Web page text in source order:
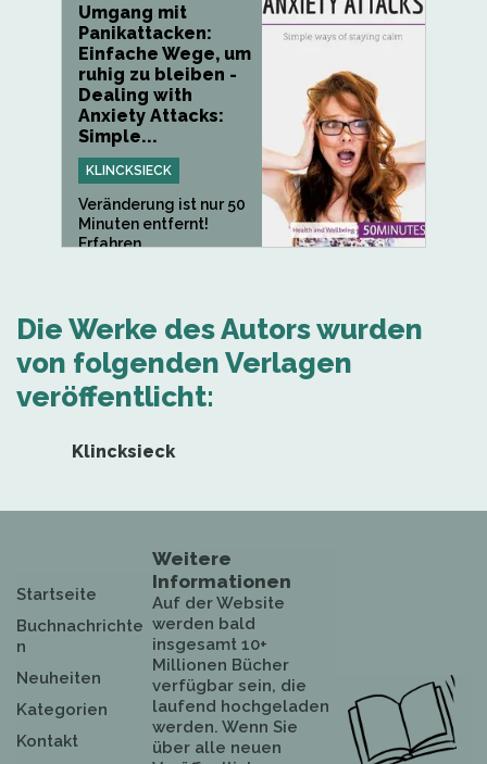
Umgang mit
Panikattacken:
Einfache Wege, um
ruhig zu bleiben -
Dealing with
Anxiety Attacks:
Simple...
KLINCKSIECK
Veränderung ist nur 50
Minuten entfernt!
Erfahren...
Die Werke des Autors wurden
von folgenden Verlagen
veröffentlicht:
Klincksieck
Startseite
Buchnachrichte
n
Neuheiten
Kategorien
Kontakt
Weitere
Informationen
Auf der Website
werden bald
insgesamt 10+
Millionen Bücher
verfügbar sein, die
laufend hochgeladen
werden. Wenn Sie
über alle neuen